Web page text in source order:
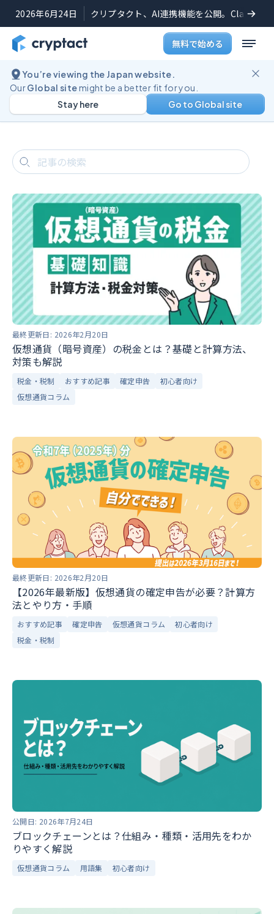
2026年6月24日 クリプタクト、AI連携機能を公開。Claude
無料で始める
You’re viewing the Japan website.
OurGlobal sitemight be a better fit for you.
Go to Global site
Stay here
ブログ 仮想通貨コラム記事一覧
仮想通貨コラム記事一覧
最終更新日: 2026年2月20日
仮想通貨（暗号資産）の税金とは？基礎と計算方法、
対策も解説
税金・税制 おすすめ記事 確定申告
初心者向け
仮想通貨コラム
最終更新日: 2026年2月20日
【2026年最新版】仮想通貨の確定申告が必要？計算方
法とやり方・手順
おすすめ記事 確定申告 仮想通貨コラム
初心者向け
税金・税制
公開日: 2026年7月24日
ブロックチェーンとは？仕組み・種類・活用先をわか
りやすく解説
仮想通貨コラム 用語集 初心者向け